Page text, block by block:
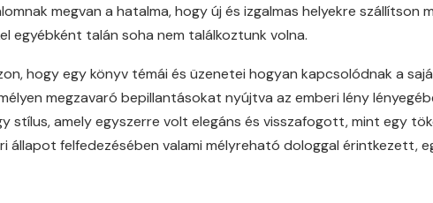
megvan a hatalma, hogy új és izgalmas helyekre szállítson
egyébként talán soha nem találkoztunk volna.
hogy egy könyv témái és üzenetei hogyan kapcsolódnak a
megzavaró bepillantásokat nyújtva az emberi lény
stílus, amely egyszerre volt elegáns és visszafogott, mint egy
állapot felfedezésében valami mélyreható dologgal